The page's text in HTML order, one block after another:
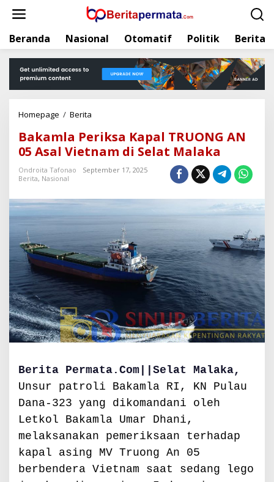
Beranda Nasional Otomatif Politik Berita
Homepage / Berita
k
a
l
P
k
s
a
p
a
l
U
O
G
A
N
A
Bakamla Periksa Kapal TRUONG AN
05 Asal Vietnam di Selat Malaka
Ondroita Tafonao
September 17, 2025
Berita, Nasional
Berita Permata.Com||Selat Malaka,
Unsur patroli Bakamla RI, KN Pulau
Dana-323 yang dikomandani oleh
Letkol Bakamla Umar Dhani,
melaksanakan pemeriksaan terhadap
kapal asing MV Truong An 05
berbendera Vietnam saat sedang lego